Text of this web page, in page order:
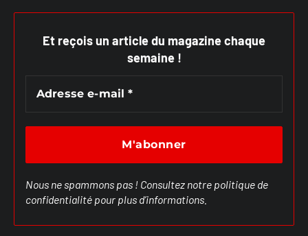
Et reçois un article du magazine chaque
semaine !
Nous ne spammons pas ! Consultez notre politique de
confidentialité pour plus d’informations.